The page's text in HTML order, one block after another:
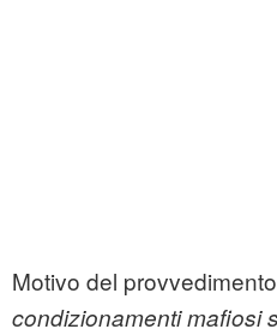
Motivo del
condizionamenti mafiosi